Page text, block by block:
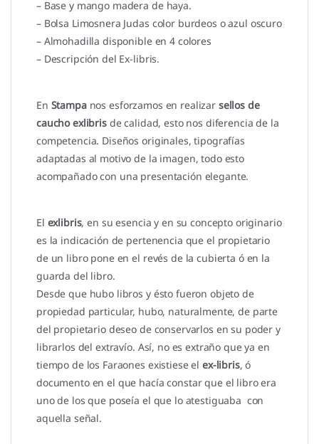
– Base y mango madera de haya.
– Bolsa Limosnera Judas color burdeos o azul oscuro
– Almohadilla disponible en 4 colores
– Descripción del Ex-libris.
En Stampanos esforzamos en realizar sellos de
caucho exlibrisde calidad, esto nos diferencia de la
competencia. Diseños originales, tipografías
adaptadas al motivo de la imagen, todo esto
acompañado con una presentación elegante.
El exlibris, en su esencia y en su concepto originario
es la indicación de pertenencia que el propietario
de un libro pone en el revés de la cubierta ó en la
guarda del libro.
Desde que hubo libros y ésto fueron objeto de
propiedad particular, hubo, naturalmente, de parte
del propietario deseo de conservarlos en su poder y
librarlos del extravío. Así, no es extraño que ya en
tiempo de los Faraones existiese el ex-libris, ó
documento en el que hacía constar que el libro era
uno de los que poseía el que lo atestiguaba con
aquella señal.